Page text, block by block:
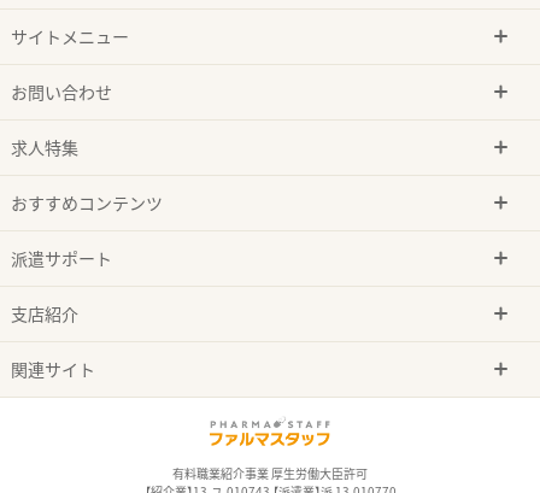
サイトメニュー
お問い合わせ
求人特集
おすすめコンテンツ
派遣サポート
支店紹介
関連サイト
有料職業紹介事業 厚生労働大臣許可